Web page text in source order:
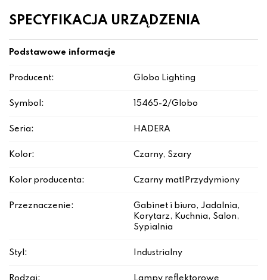
SPECYFIKACJA URZĄDZENIA
Podstawowe informacje
Producent: Globo Lighting
Symbol: 15465-2/Globo
Seria: HADERA
Kolor: Czarny, Szary
Kolor producenta: Czarny mat|Przydymiony
Przeznaczenie:
Gabinet i biuro, Jadalnia,
Korytarz, Kuchnia, Salon,
Sypialnia
Styl: Industrialny